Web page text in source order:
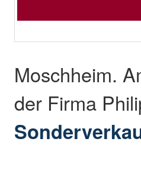
Moschheim.
der Firma